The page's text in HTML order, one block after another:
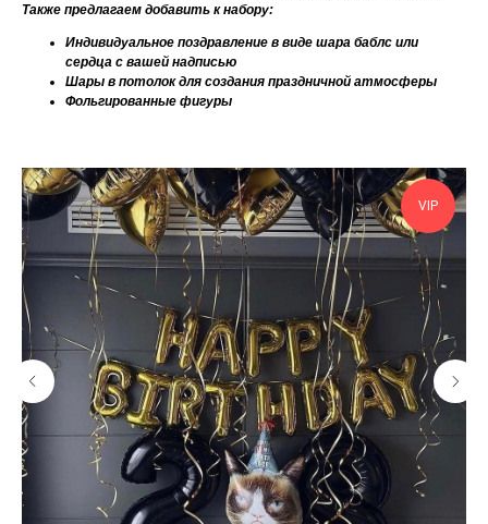
Также предлагаем добавить к набору:
Индивидуальное поздравление в виде шара баблс или
сердца с вашей надписью
Шары в потолок для создания праздничной атмосферы
Фольгированные фигуры
VIP